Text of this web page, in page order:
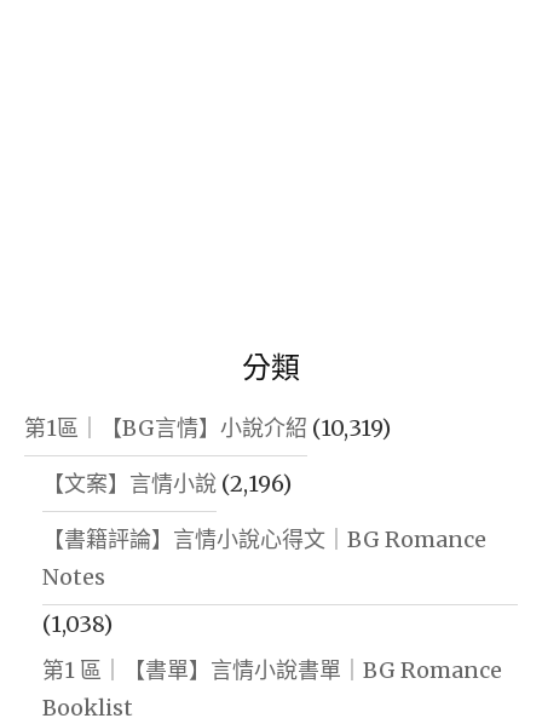
分類
第1區｜【BG言情】小說介紹 (10,319)
【文案】言情小說 (2,196)
【書籍評論】言情小說心得文｜BG Romance
Notes
(1,038)
第1 區｜【書單】言情小說書單｜BG Romance
Booklist